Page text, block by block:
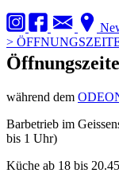
>
während dem
Barbetrieb im
bis 1 Uhr)
Küche ab 18 bis